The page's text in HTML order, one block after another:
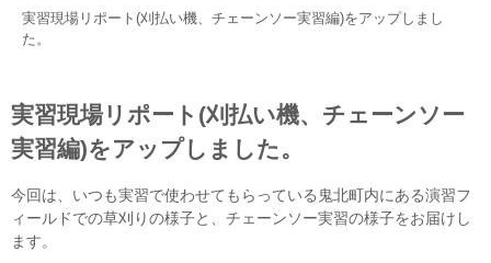
実習現場リポート(刈払い機、チェーンソー実習編)をアップしまし
た。
実習現場リポート(刈払い機、チェーンソー
実習編)をアップしました。
今回は、いつも実習で使わせてもらっている鬼北町内にある演習フ
ィールドでの草刈りの様子と、チェーンソー実習の様子をお届けし
ます。